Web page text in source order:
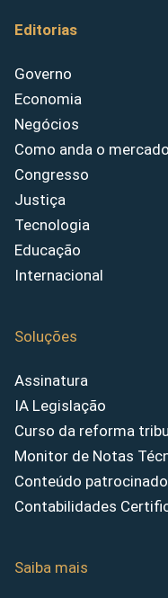
Editorias
Governo
Economia
Negócios
Como anda o mercado
Congresso
Justiça
Tecnologia
Educação
Internacional
Soluções
Assinatura
IA Legislação
Curso da reforma
Monitor de Notas
Conteúdo patrocinado
Contabilidades
Saiba mais